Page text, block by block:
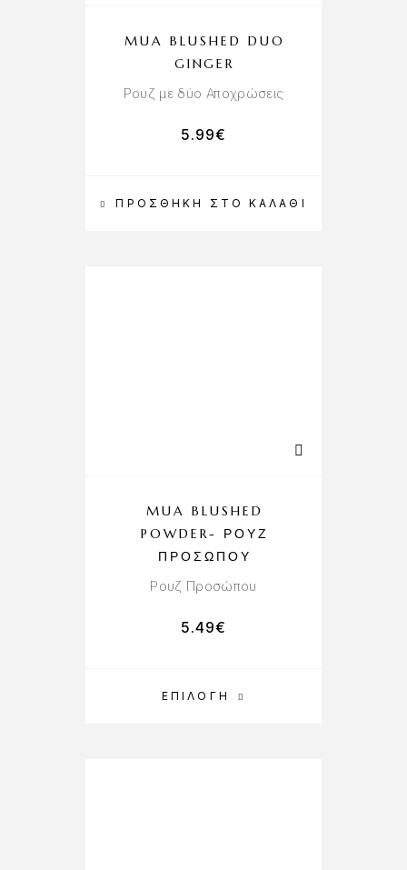
ΠΡΟΣΘΉΚΗ ΣΤΟ ΚΑΛΆΘΙ
MUA BLUSHED DUO
GINGER
Ρουζ με δύο Αποχρώσεις
5.99€
ΕΠΙΛΟΓΉ
MUA BLUSHED
POWDER- ΡΟΥΖ
ΠΡΟΣΏΠΟΥ
Ρουζ Προσώπου
5.49€